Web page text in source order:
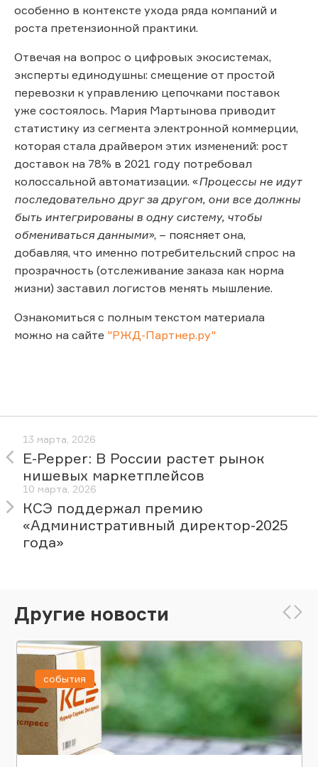
особенно в контексте ухода ряда компаний и
роста претензионной практики.
Отвечая на вопрос о цифровых экосистемах,
эксперты единодушны: смещение от простой
перевозки к управлению цепочками поставок
уже состоялось. Мария Мартынова приводит
статистику из сегмента электронной коммерции,
которая стала драйвером этих изменений: рост
доставок на 78% в 2021 году потребовал
колоссальной автоматизации. «Процессы не идут
последовательно друг за другом, они все должны
быть интегрированы в одну систему, чтобы
обмениваться данными», – поясняет она,
добавляя, что именно потребительский спрос на
прозрачность (отслеживание заказа как норма
жизни) заставил логистов менять мышление.
Ознакомиться с полным текстом материала
можно на сайте "РЖД-Партнер.ру"
13 марта, 2026
E-Pepper: В России растет рынок
нишевых маркетплейсов
10 марта, 2026
КСЭ поддержал премию
«Административный директор-2025
года»
Другие новости
события